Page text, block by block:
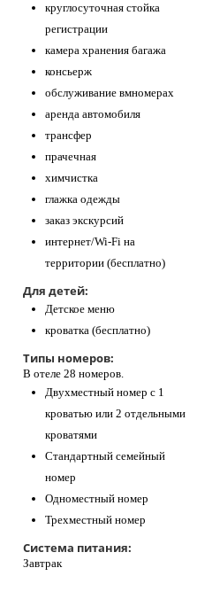
круглосуточная стойка
регистрации
камера хранения багажа
консьерж
обслуживание вмномерах
аренда автомобиля
трансфер
прачечная
химчистка
глажка одежды
заказ экскурсий
интернет/Wi-Fi на
территории (бесплатно)
Для детей:
Детское меню
кроватка (бесплатно)
Типы номеров:
В отеле 28 номеров.
Двухместный номер с 1
кроватью или 2 отдельными
кроватями
Стандартный семейный
номер
Одноместный номер
Трехместный номер
Система питания:
Завтрак